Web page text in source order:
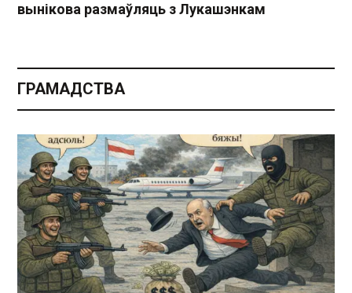
вынікова размаўляць з Лукашэнкам
ГРАМАДСТВА